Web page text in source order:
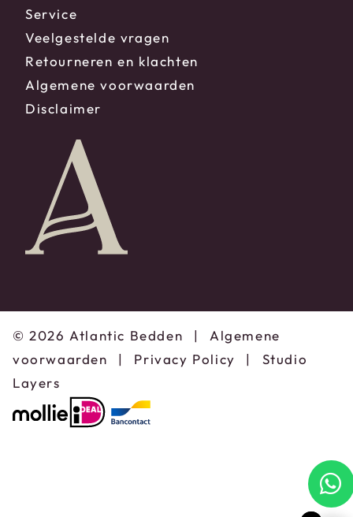
Service
Veelgestelde vragen
Retourneren en klachten
Algemene voorwaarden
Disclaimer
© 2026 Atlantic Bedden |
Algemene
voorwaarden
| Privacy Policy |
Studio
Layers